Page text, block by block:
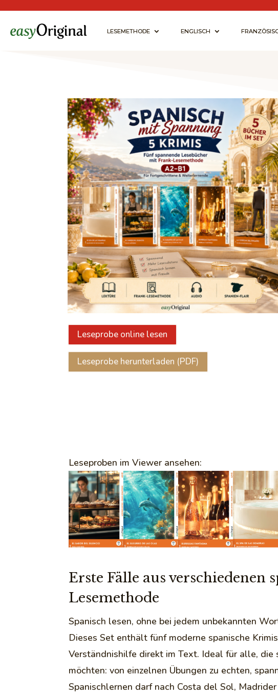
LESEMETHODE ENGLISCH
Leseprobe online lesen
Leseprobe herunterladen (PDF)
Leseproben im Viewer ansehen:
Erste Fälle aus
Lesemethode
Spanisch lesen, ohne bei jedem unbekannten
Dieses Set enthält fünf moderne spanische
Verständnishilfe direkt im Text. Ideal für alle, die
möchten: von einzelnen Übungen zu echten,
Spanischlernen darf nach Costa del Sol,